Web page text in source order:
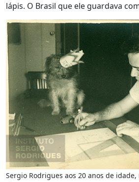
lápis. O Brasil que ele guardava
Sergio Rodrigues aos 20 anos de